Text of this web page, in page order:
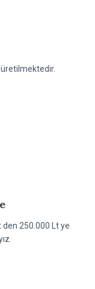
250.000 Lt ye